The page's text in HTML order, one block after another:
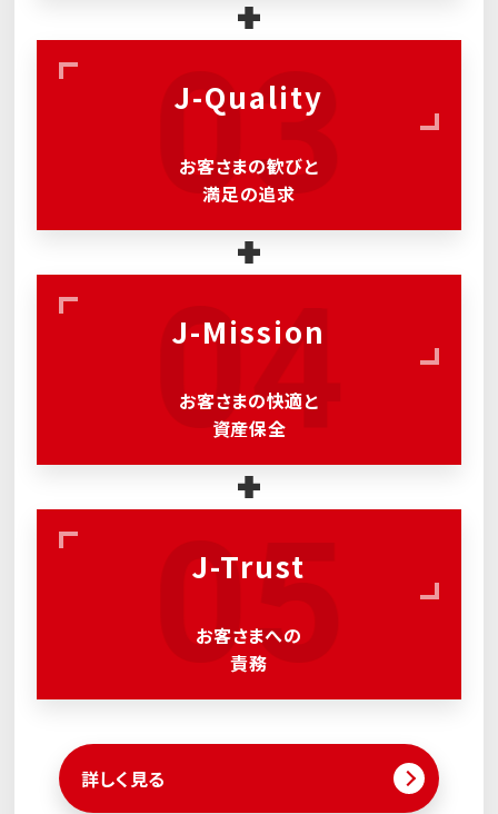
J-Quality
お客さまの歓びと
満足の追求
03
J-Mission
お客さまの快適と
資産保全
04
J-Trust
お客さまへの
責務
05
詳しく見る